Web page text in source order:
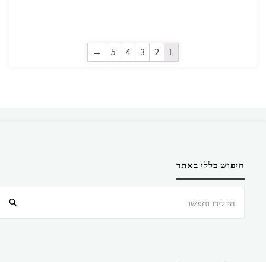
1
2
3
4
5
→
חיפוש כללי באתר